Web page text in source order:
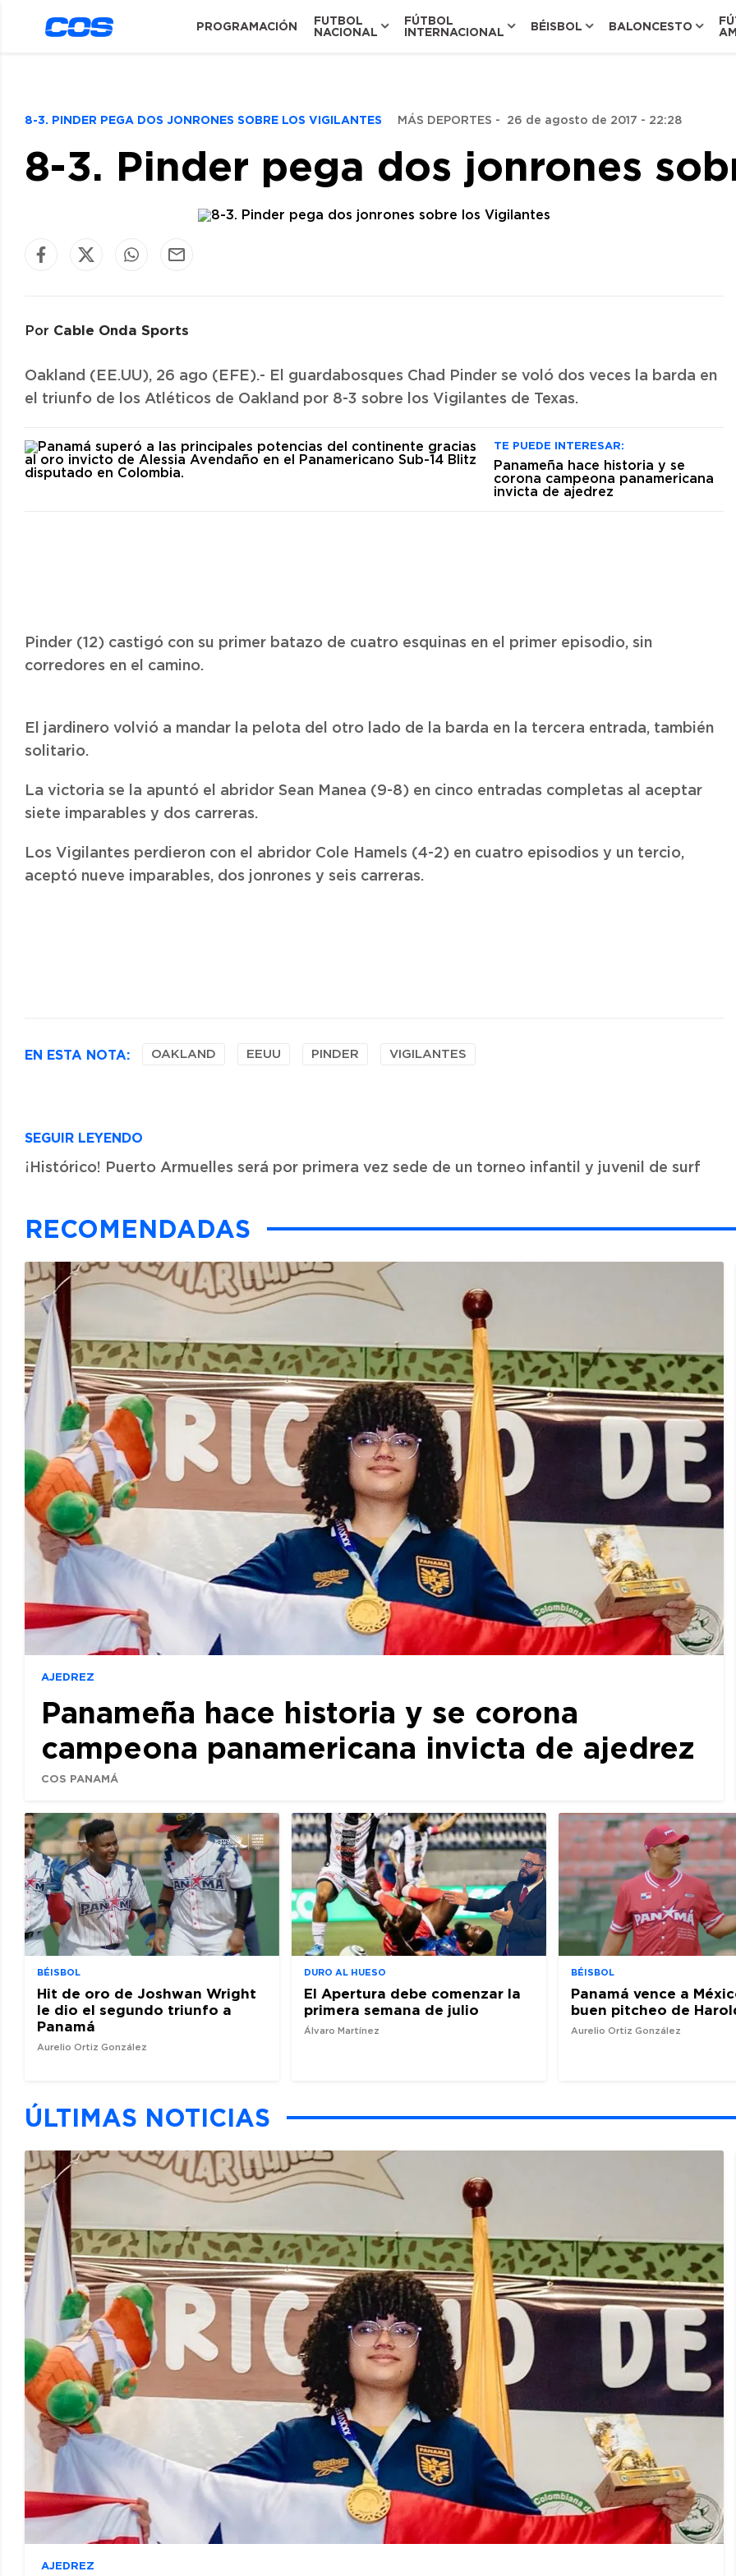
PROGRAMACIÓN
FUTBOL
NACIONAL
FÚTBOL
INTERNACIONAL
BÉISBOL BALONCESTO
8-3. PINDER PEGA DOS JONRONES SOBRE LOS VIGILANTES MÁS DEPORTES - 26 de agosto de 2017 - 22:28
8-3. Pinder pega dos jonrones
Por Cable Onda Sports
Oakland (EE.UU), 26 ago (EFE).- El guardabosques Chad Pinder se voló dos veces la barda en
el triunfo de los Atléticos de Oakland por 8-3 sobre los Vigilantes de Texas.
TE PUEDE INTERESAR:
Panameña hace historia y se
corona campeona panamericana
invicta de ajedrez
Pinder (12) castigó con su primer batazo de cuatro esquinas en el primer episodio, sin
corredores en el camino.
El jardinero volvió a mandar la pelota del otro lado de la barda en la tercera entrada, también
solitario.
La victoria se la apuntó el abridor Sean Manea (9-8) en cinco entradas completas al aceptar
siete imparables y dos carreras.
Los Vigilantes perdieron con el abridor Cole Hamels (4-2) en cuatro episodios y un tercio,
aceptó nueve imparables, dos jonrones y seis carreras.
EN ESTA NOTA: OAKLAND EEUU PINDER VIGILANTES
SEGUIR LEYENDO
¡Histórico! Puerto Armuelles será por primera vez sede de un torneo infantil y juvenil de surf
RECOMENDADAS
AJEDREZ
Panameña hace historia y se corona
campeona panamericana invicta de ajedrez
COS PANAMÁ
BÉISBOL
Hit de oro de Joshwan Wright
le dio el segundo triunfo a
Panamá
Aurelio Ortiz González
DURO AL HUESO
El Apertura debe comenzar la
primera semana de julio
Álvaro Martínez
BÉISBOL
Panamá vence a
buen pitcheo de
Aurelio Ortiz González
ÚLTIMAS NOTICIAS
AJEDREZ